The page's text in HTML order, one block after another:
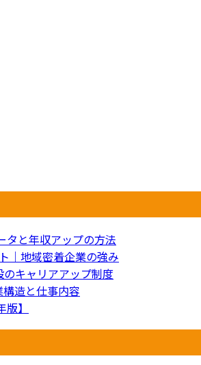
タと年収アップの方法
｜地域密着企業の強み
のキャリアアップ制度
造と仕事内容
】